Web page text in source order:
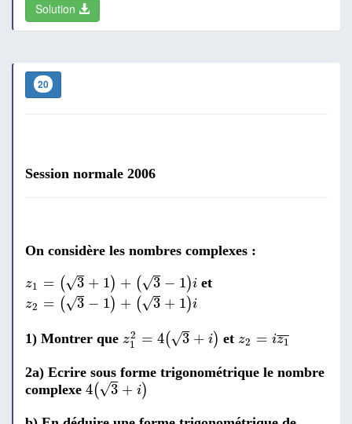
Solution
20
Session normale 2006
On considère les nombres complexes :
z1 = (√3 + 1) + (√3 − 1)i
+ 1)+ -1
et
z2 = (√3 − 1) + (√3 + 1)i
2 - 1)+ 3 +1
1) Montrer que z2
1 = 4(√3 + i)
1 ( 3 +i)
etz2 = i¯
¯¯
z1
z2 =iz 1¯
2a) Ecrire sous forme trigonométrique le nombre
complexe 4(√3 + i)
4(3+i)